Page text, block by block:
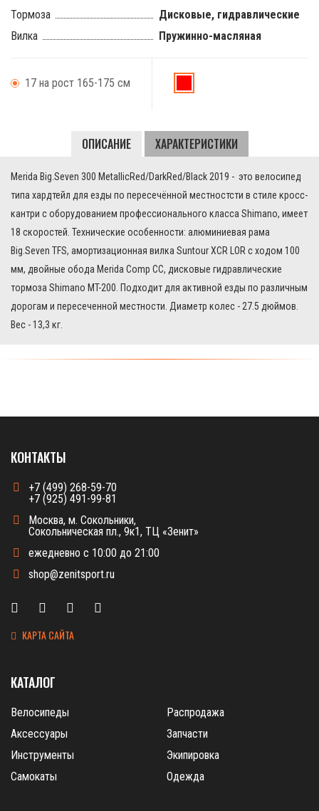
Тормоза
Дисковые, гидравлические
Вилка
Пружинно-масляная
17 на рост 165-175 см
300
MetallicRed/DarkRed/Black
2019
ОПИСАНИЕ ХАРАКТЕРИСТИКИ
Merida Big.Seven 300 MetallicRed/DarkRed/Black 2019 - это велосипед
типа хардтейл для езды по пересечённой местностсти в стиле кросс-
кантри с оборудованием профессионального класса Shimano, имеет
18 скоростей. Технические особенности: алюминиевая рама
Big.Seven TFS, амортизационная вилка Suntour XCR LOR с ходом 100
мм, двойные обода Merida Comp CC, дисковые гидравлические
тормоза Shimano MT-200. Подходит для активной езды по различным
дорогам и пересеченной местности. Диаметр колес - 27.5 дюймов.
Вес - 13,3 кг.
КОНТАКТЫ
+7 (499) 268-59-70
+7 (925) 491-99-81
Москва, м. Сокольники,
Сокольническая пл., 9к1, ТЦ «Зенит»
ежедневно с 10:00 до 21:00
shop@zenitsport.ru
КАРТА САЙТА
КАТАЛОГ
Велосипеды
Распродажа
Аксессуары
Запчасти
Инструменты
Экипировка
Самокаты
Одежда